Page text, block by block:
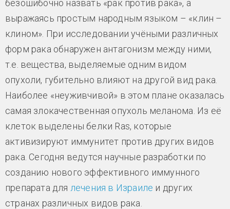
безошибочно назвать «рак против рака», а
выражаясь простым народным языком – «клин –
клином». При исследовании учёными различных
форм рака обнаружен антагонизм между ними,
т.е. вещества, выделяемые одним видом
опухоли, губительно влияют на другой вид рака.
Наиболее «неуживчивой» в этом плане оказалась
самая злокачественная опухоль меланома. Из её
клеток выделены белки Ras, которые
активизируют иммунитет против других видов
рака. Сегодня ведутся научные разработки по
созданию нового эффективного иммунного
препарата для лечения в Израиле и других
странах различных видов рака.